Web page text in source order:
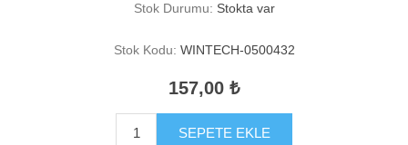
Stok Durumu: Stokta var
Stok Kodu: WINTECH-0500432
157,00 ₺
SEPETE EKLE